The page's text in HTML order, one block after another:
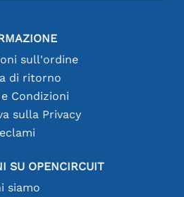
sull'ordine
di ritorno
Condizioni
sulla Privacy
SU OPENCIRCUIT
siamo